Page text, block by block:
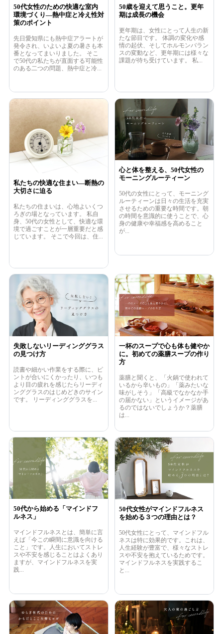
50代女性のための快適な室内
環境づくり―熱中症と冷え性対
策のポイント
先日愛知県にも熱中症アラートが
発令され、いよいよ夏の暑さも本
番となってまいりました。 そこ
で50代の私たちが直面する可能性
のある二つの問題、熱中症と冷...
50歳を迎えて思うこと。更年
期は成長の機会
更年期は、女性にとって人生の新
たな節目です。 体調の変化や感
情の起伏、そしてホルモンバラン
スの変動など、更年期には様々な
課題が待ち受けています。 私...
私たちの快適な住まい―断熱の
大切さに迫る
私たちの住まいは、心地よいくつ
ろぎの場となっています。 私自
身、50代の女性として、快適な環
境で過ごすことが一層重要だと感
じています。 そこで今回は、住...
心と体を整える、50代女性の
モーニングルーティーン
50代の女性にとって、モーニング
ルーティーンは日々の生活を充実
させるための重要な時間です。朝
の時間を意識的に使うことで、心
身の健康や幸福感を高めること
が...
失敗しないリーディンググラス
の見つけ方
読書や細かい作業をする際に、ピ
ントが合いにくかったり、いつも
より目の疲れを感じたらリーディ
ンググラスのはじめどきのサイン
です。 リーディンググラスを...
一杯のスープで心も体も健やか
に。初めての薬膳スープの作り
方
薬膳と聞くと、「火鍋で使われて
いるから辛いもの」「薬みたいな
味がしそう」「高級でなかなか手
の届かない」というイメージがあ
るのではないでしょうか？薬膳
は...
50代から始める「マインドフ
ルネス」
マインドフルネスとは、簡単に言
えば「今この瞬間に意識を向ける
こと」です。人生においてストレ
スや不安を感じることはよくあり
ますが、マインドフルネスを実
践...
50代女性がマインドフルネス
を始める３つの理由とは？
50代女性にとって、マインドフル
ネスは特に効果的です。これは、
人生経験が豊富で、様々なストレ
スや不安を抱えているためです。
マインドフルネスを実践するこ
と...